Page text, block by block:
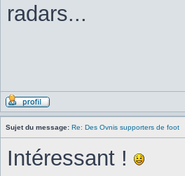
radars...
Sujet du message: Re: Des Ovnis supporters de foot
Intéressant !